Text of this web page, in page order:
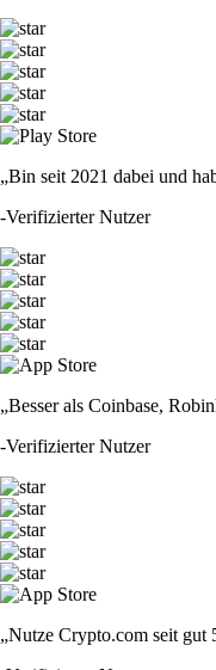
„Bin seit 2021 dabei und
-Verifizierter Nutzer
„Besser als Coinbase,
-Verifizierter Nutzer
„Nutze Crypto.com seit gut